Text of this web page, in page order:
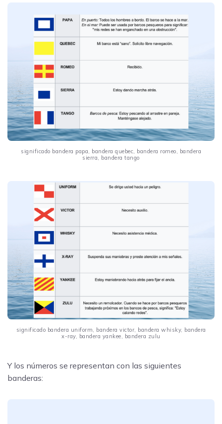
significado bandera papa, bandera quebec, bandera romeo, bandera
sierra, bandera tango
significado bandera uniform, bandera victor, bandera whisky, bandera
x-ray, bandera yankee, bandera zulu
Y los números se representan con las siguientes
banderas: